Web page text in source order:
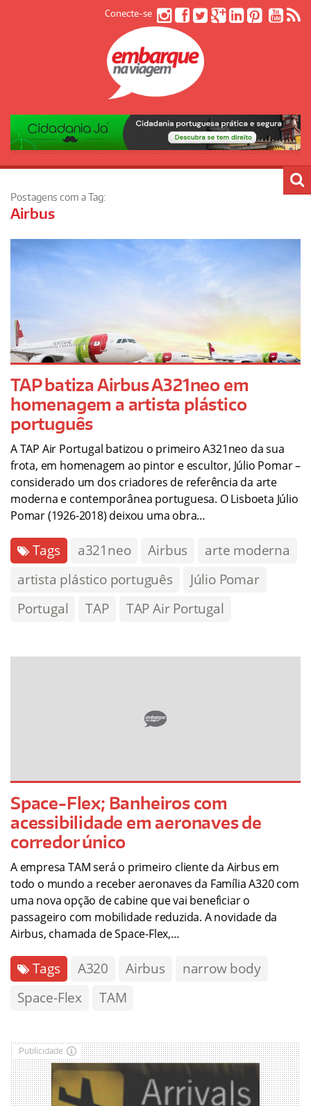
Conecte-se
Postagens com a Tag:
Airbus
TAP batiza Airbus A321neo em
homenagem a artista plástico
português
A TAP Air Portugal batizou o primeiro A321neo da sua
frota, em homenagem ao pintor e escultor, Júlio Pomar –
considerado um dos criadores de referência da arte
moderna e contemporânea portuguesa. O Lisboeta Júlio
Pomar (1926-2018) deixou uma obra…
Tags a321neo Airbus
arte moderna
artista plástico português
Júlio Pomar
Portugal
TAP TAP Air Portugal
Space-Flex; Banheiros com
acessibilidade em aeronaves de
corredor único
A empresa TAM será o primeiro cliente da Airbus em
todo o mundo a receber aeronaves da Família A320 com
uma nova opção de cabine que vai beneficiar o
passageiro com mobilidade reduzida. A novidade da
Airbus, chamada de Space-Flex,…
Tags A320 Airbus
narrow body
Space-Flex
TAM
Publicidade